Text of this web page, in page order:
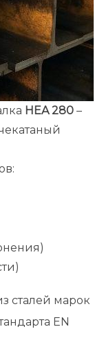
HEA 280 –
сталей марок
EN